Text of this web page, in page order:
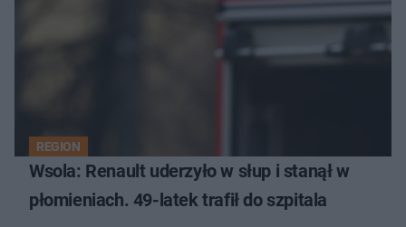
REGION
Wsola: Renault uderzyło w słup i stanął w
płomieniach. 49-latek trafił do szpitala